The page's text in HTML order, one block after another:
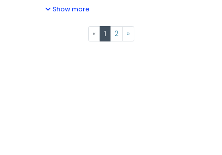
Show more
« 1(current)
2 »